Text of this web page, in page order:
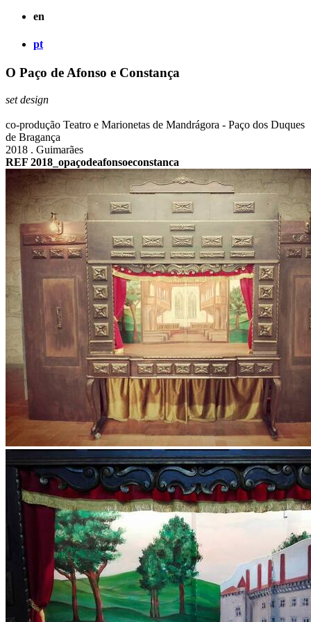
en
pt
O Paço de Afonso e Constança
set design
co-produção Teatro e Marionetas de Mandrágora - Paço dos Duques
de Bragança
2018 . Guimarães
REF 2018_opaçodeafonsoeconstanca